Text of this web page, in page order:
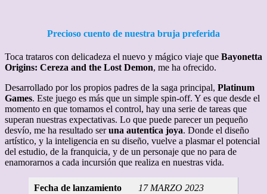
Precioso cuento de nuestra bruja preferida
Toca trataros con delicadeza el nuevo y mágico viaje que Bayonetta
Origins: Cereza and the Lost Demon, me ha ofrecido.
Desarrollado por los propios padres de la saga principal, Platinum
Games. Este juego es más que un simple spin-off. Y es que desde el
momento en que tomamos el control, hay una serie de tareas que
superan nuestras expectativas. Lo que puede parecer un pequeño
desvío, me ha resultado seruna autentica joya. Donde el diseño
artístico, y la inteligencia en su diseño, vuelve a plasmar el potencial
del estudio, de la franquicia, y de un personaje que no para de
enamorarnos a cada incursión que realiza en nuestras vida.
Fecha de lanzamiento 17 MARZO 2023